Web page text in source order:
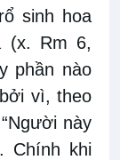
sinh hoa
(x. Rm 6,
phần nào
vì, theo
này
Chính khi